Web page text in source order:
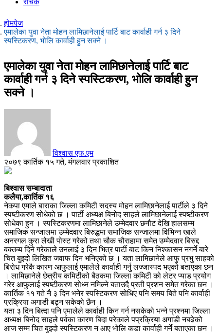
रोचक
होमपेज
एमालेका युवा नेता मोहन लामिछानेलाई पार्टि बाट कार्वाही गर्न ३ दिने
स्पस्टिकरण, भोलि कार्वाही हुन सक्ने ।
एमालेका युवा नेता मोहन लामिछानेलाई पार्टि बाट
कार्वाही गर्न ३ दिने स्पस्टिकरण, भोलि कार्वाही हुन
सक्ने ।
विश्वास एफ.एम
२०७९ कार्तिक १५ गते, मंगलवार प्रकाशित
बिश्वास सम्बादाता
कलैया,कार्तिक १६
नेकपा एमाले बाराका जिल्ला कमिटी सदस्य मोहन लामिछानेलाई पार्टीले ३ दिने
स्पष्टीकरण सोधेको छ । पार्टी अध्यक्ष बिनोद साहले लामिछानेलाई स्पष्टीकरण
सोधेका हुन । स्पस्टिकरणमा लामिछानेले उम्मेदवार छनौट देखि हालसम्म
समाजिक सन्जालमा उम्मेदवार बिरुद्धमा समाजिक सन्जालमा विभिन्न खाले
अनरगल कुरा लेखी पोस्ट गरेको तथा चौक चौराहामा समेत उम्मेदवार बिरुद्द
बक्तब्य दिने गरेकाले उनलाई ३ दिन भित्र पार्टी बाट किन निश्कासन नगर्ने बारे
चित बुझ्दो लिखित जवाफ दिन भनिएको छ । यता लामिछानेले आफु प्रभु साहको
बिरोध गरेकै कारण आफुलाई एमालेले कार्वाही गर्नु लज्जास्पद भएको बताएका छन
। लामिछानेले छेत्रीय कमिटीको बैठकमा जिल्ला कमिटी को लेटर प्याड प्रयोग
गरेर आफुलाई स्पष्टीकरण सोध्न नमिल्ने बताउदै प्रती प्रशन समेत गरेका छन ।
कार्तिक ११ गते नै ३ दिन भनेर स्पस्टिकरण सोधिए पनि समय बिते पनि कार्वाही
प्रक्रिया अगाडी बढ्न सकेको छैन ।
यता ३ दिन बित्दा पनि एमालेले कार्वाही किन गर्न नसकेको भन्ने प्रश्नमा जिल्ला
अध्यक्ष बिनोद साहले पर्वका कारण बिदा परेकाले पप्रक्रिया अगाडी नबढेको
आज सम्म चित बुझ्दो स्पस्टिकरण न आए भोलि कडा कार्वाही गर्ने बताएका छन ।